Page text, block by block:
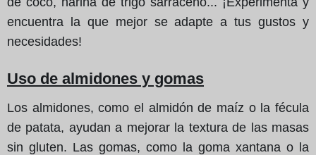
encuentra la que mejor se adapte a tus gustos y
necesidades!
Uso de almidones y gomas
Los almidones, como el almidón de maíz o la fécula
de patata, ayudan a mejorar la textura de las masas
sin gluten. Las gomas, como la goma xantana o la